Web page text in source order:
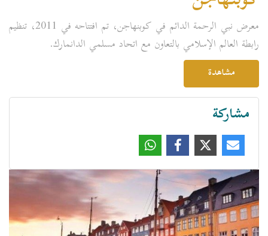
معرض نبي الرحمة الدائم في كوبنهاجن، تم افتتاحه في 2011، تنظيم
رابطة العالم الإسلامي بالتعاون مع اتحاد مسلمي الدانمارك.
مشاهدة
مشاركة